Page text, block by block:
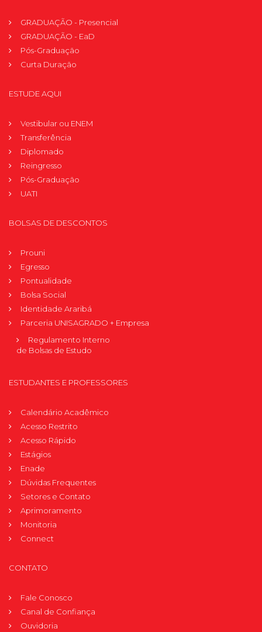
GRADUAÇÃO - Presencial
GRADUAÇÃO - EaD
Pós-Graduação
Curta Duração
ESTUDE AQUI
Vestibular ou ENEM
Transferência
Diplomado
Reingresso
Pós-Graduação
UATI
BOLSAS DE DESCONTOS
Prouni
Egresso
Pontualidade
Bolsa Social
Identidade Araribá
Parceria UNISAGRADO + Empresa
Regulamento Interno
de Bolsas de Estudo
ESTUDANTES E PROFESSORES
Calendário Acadêmico
Acesso Restrito
Acesso Rápido
Estágios
Enade
Dúvidas Frequentes
Setores e Contato
Aprimoramento
Monitoria
Connect
CONTATO
Fale Conosco
Canal de Confiança
Ouvidoria